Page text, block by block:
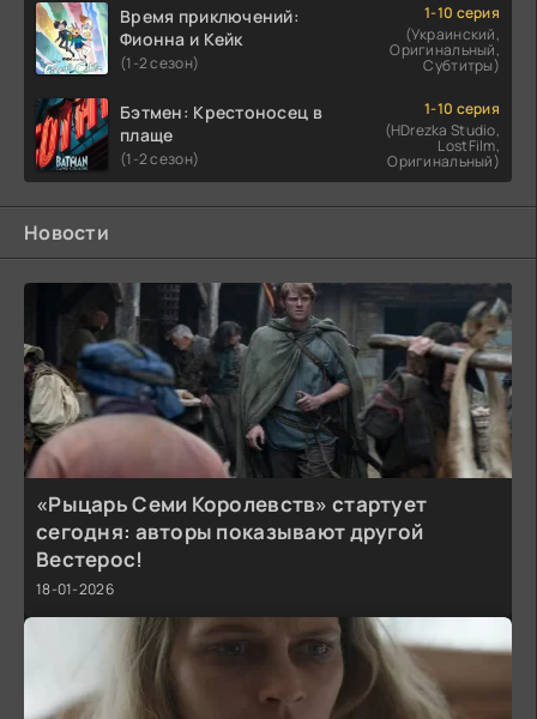
Время приключений:
Фионна и Кейк
(1-2 сезон)
1-10 серия
(Украинский,
Оригинальный,
Субтитры)
Бэтмен: Крестоносец в
плаще
(1-2 сезон)
1-10 серия
(HDrezka Studio,
LostFilm,
Оригинальный)
Новости
«Рыцарь Семи Королевств» стартует
сегодня: авторы показывают другой
Вестерос!
18-01-2026